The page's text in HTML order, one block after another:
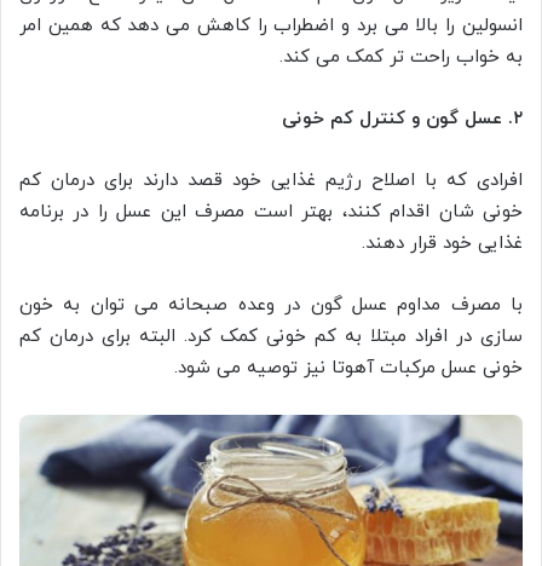
انسولین را بالا می برد و اضطراب را کاهش می دهد که همین امر
به خواب راحت تر کمک می کند.
۲. عسل گون و کنترل کم خونی
افرادی که با اصلاح رژیم غذایی خود قصد دارند برای درمان کم
خونی شان اقدام کنند، بهتر است مصرف این عسل را در برنامه
غذایی خود قرار دهند.
با مصرف مداوم عسل گون در وعده صبحانه می توان به خون
سازی در افراد مبتلا به کم خونی کمک کرد. البته برای درمان کم
خونی عسل مرکبات آهوتا نیز توصیه می شود.